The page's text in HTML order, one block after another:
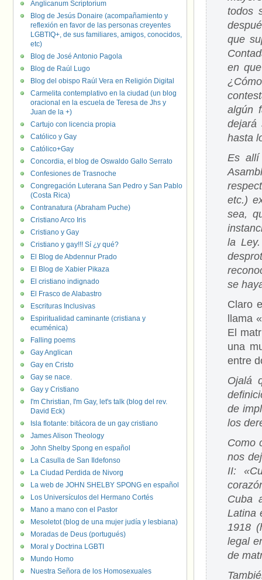
todos
que
en
algún
dejará
hasta
Es allí
etc.)
sea,
la
se
Claro
llama
El
una
entre
Ojalá
de
los
Como
nos
II:
Cuba
Latina
1918
legal
de
Anglicanum Scriptorium
Blog de Jesús Donaire (acompañamiento y
reflexión en favor de las personas creyentes
LGBTIQ+, de sus familiares, amigos, conocidos,
etc)
Blog de José Antonio Pagola
Blog de Raúl Lugo
Blog del obispo Raúl Vera en Religión Digital
Carmelita contemplativo en la ciudad (un blog
oracional en la escuela de Teresa de Jhs y
Juan de la +)
Cartujo con licencia propia
Católico y Gay
Católico+Gay
Concordia, el blog de Oswaldo Gallo Serrato
Confesiones de Trasnoche
Congregación Luterana San Pedro y San Pablo
(Costa Rica)
Contranatura (Abraham Puche)
Cristiano Arco Iris
Cristiano y Gay
Cristiano y gay!!! Sí ¿y qué?
El Blog de Abdennur Prado
El Blog de Xabier Pikaza
El cristiano indignado
El Frasco de Alabastro
Escrituras Inclusivas
Espiritualidad caminante (cristiana y
ecuménica)
Falling poems
Gay Anglican
Gay en Cristo
Gay se nace.
Gay y Cristiano
I'm Christian, I'm Gay, let's talk (blog del rev.
David Eck)
Isla flotante: bitácora de un gay cristiano
James Alison Theology
John Shelby Spong en español
La Casulla de San Ildefonso
La Ciudad Perdida de Nivorg
La web de JOHN SHELBY SPONG en español
Los Universículos del Hermano Cortés
Mano a mano con el Pastor
Mesoletot (blog de una mujer judía y lesbiana)
Moradas de Deus (portugués)
Moral y Doctrina LGBTI
Mundo Homo
Nuestra Señora de los Homosexuales